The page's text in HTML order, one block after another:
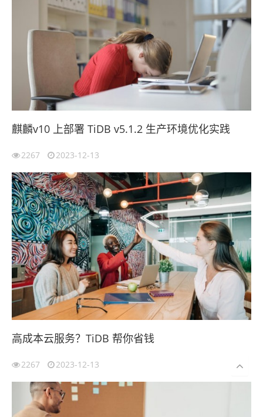
麒麟v10 上部署 TiDB v5.1.2 生产环境优化实践
2267 2023-12-13
高成本云服务？TiDB 帮你省钱
2267 2023-12-13